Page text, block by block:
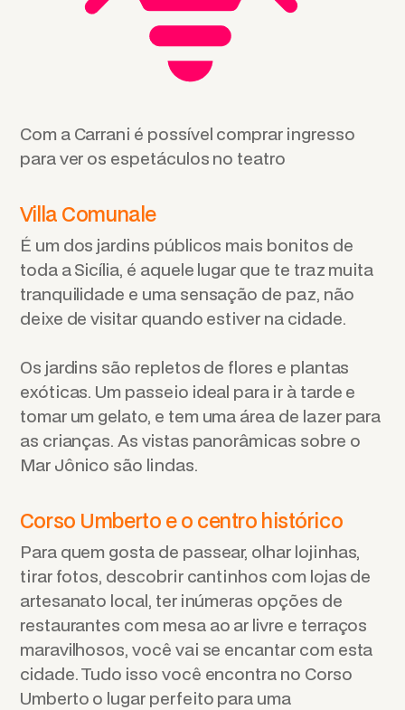
Com a Carrani é possível comprar ingresso
para ver os espetáculos no teatro
Villa Comunale
É um dos jardins públicos mais bonitos de
toda a Sicília, é aquele lugar que te traz muita
tranquilidade e uma sensação de paz, não
deixe de visitar quando estiver na cidade.
Os jardins são repletos de flores e plantas
exóticas. Um passeio ideal para ir à tarde e
tomar um gelato, e tem uma área de lazer para
as crianças. As vistas panorâmicas sobre o
Mar Jônico são lindas.
Corso Umberto e o centro histórico
Para quem gosta de passear, olhar lojinhas,
tirar fotos, descobrir cantinhos com lojas de
artesanato local, ter inúmeras opções de
restaurantes com mesa ao ar livre e terraços
maravilhosos, você vai se encantar com esta
cidade. Tudo isso você encontra no Corso
Umberto o lugar perfeito para uma